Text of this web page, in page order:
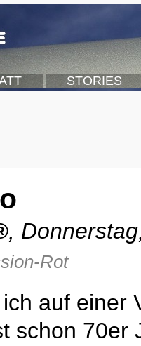
STORIES
,
Rot
auf einer
schon 70er